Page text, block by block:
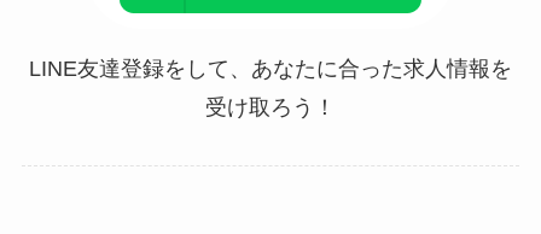
LINE友達登録をして、あなたに合った求人情報を
受け取ろう！